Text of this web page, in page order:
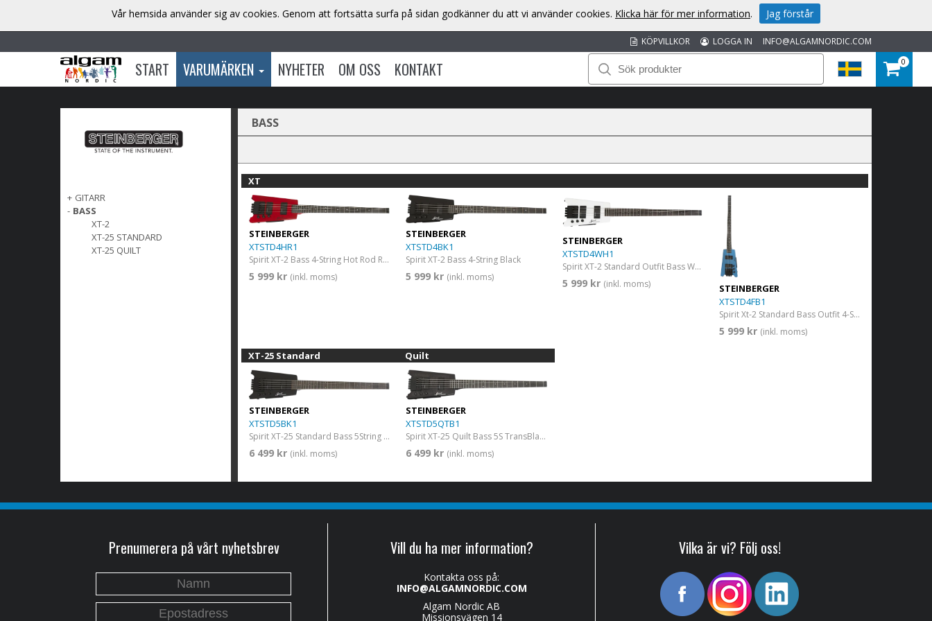
INFO@ALGAMNORDIC.COM
LOGGA IN
KÖPVILLKOR
START VARUMÄRKEN NYHETER OM OSS KONTAKT 0
+ GITARR
- BASS
XT-2
XT-25 STANDARD
XT-25 QUILT
BASS
XT
STEINBERGER
XTSTD4HR1
Spirit XT-2 Bass 4-String Hot Rod Red
5 999 kr (inkl. moms)
STEINBERGER
XTSTD4BK1
Spirit XT-2 Bass 4-String Black
5 999 kr (inkl. moms)
STEINBERGER
XTSTD4WH1
Spirit XT-2 Standard Outfit Bass White
5 999 kr (inkl. moms)
STEINBERGER
XTSTD4FB1
Spirit Xt-2 Standard Bass Outfit 4-String Frost Blue
5 999 kr (inkl. moms)
XT-25 Standard
STEINBERGER
XTSTD5BK1
Spirit XT-25 Standard Bass 5String Black
6 499 kr (inkl. moms)
Quilt
STEINBERGER
XTSTD5QTB1
Spirit XT-25 Quilt Bass 5S TransBlack
6 499 kr (inkl. moms)
Prenumerera på vårt nyhetsbrev Vill du ha mer information?
Kontakta oss på:
INFO@ALGAMNORDIC.COM
Algam Nordic AB
Missionsvägen 14
Vilka är vi? Följ oss!
Vår hemsida använder sig av cookies. Genom att fortsätta surfa på sidan godkänner du att vi använder cookies. Klicka här för mer information. Jag förstår